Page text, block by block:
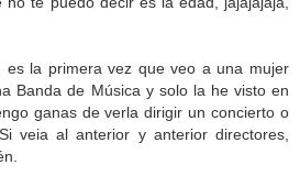
es la primera vez que veo a una mujer
Banda de Música y solo la he visto en
ganas de verla dirigir un concierto o
veia al anterior y anterior directores,